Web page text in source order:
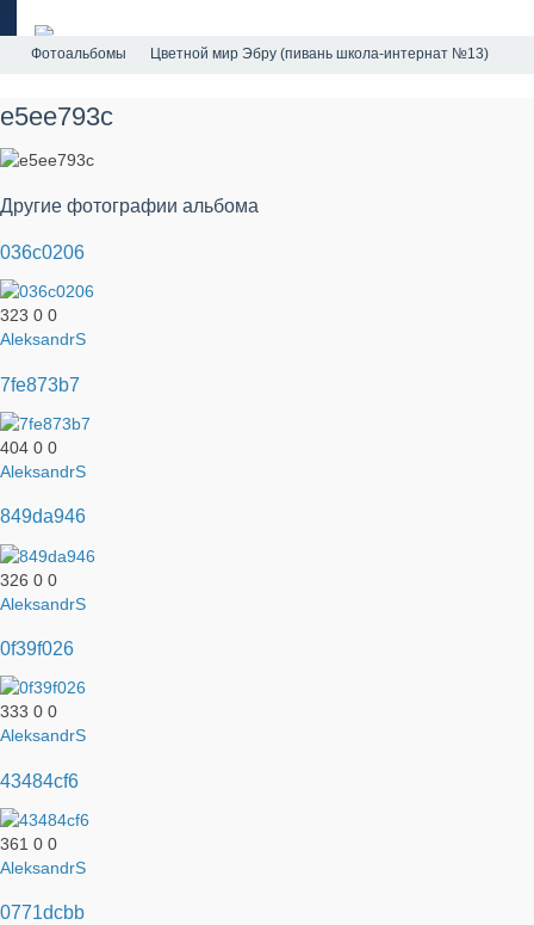
Фотоальбомы Цветной мир Эбру (пивань школа-интернат №13)
e5ee793c
Другие фотографии альбома
036c0206
323 0 0
AleksandrS
7fe873b7
404 0 0
AleksandrS
849da946
326 0 0
AleksandrS
0f39f026
333 0 0
AleksandrS
43484cf6
361 0 0
AleksandrS
0771dcbb